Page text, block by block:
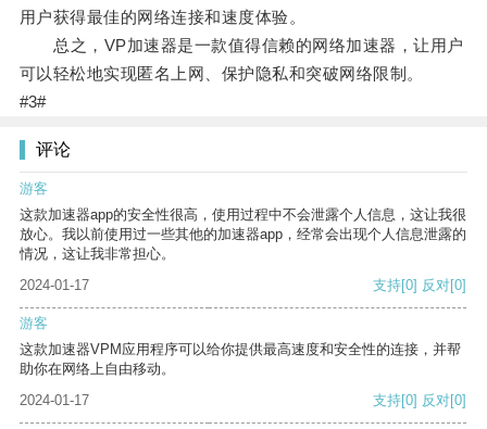
用户获得最佳的网络连接和速度体验。
总之，VP加速器是一款值得信赖的网络加速器，让用户
可以轻松地实现匿名上网、保护隐私和突破网络限制。
#3#
评论
游客
这款加速器app的安全性很高，使用过程中不会泄露个人信息，这让我很
放心。我以前使用过一些其他的加速器app，经常会出现个人信息泄露的
情况，这让我非常担心。
2024-01-17
支持[0] 反对[0]
游客
这款加速器VPM应用程序可以给你提供最高速度和安全性的连接，并帮
助你在网络上自由移动。
2024-01-17
支持[0] 反对[0]